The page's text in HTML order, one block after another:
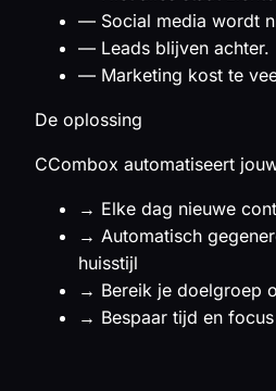
— Social media wordt
— Leads blijven achter.
— Marketing kost te
De oplossing
CCombox automatiseert
→ Elke dag nieuwe
→ Automatisch
huisstijl
→ Bereik je doelgroep
→ Bespaar tijd en